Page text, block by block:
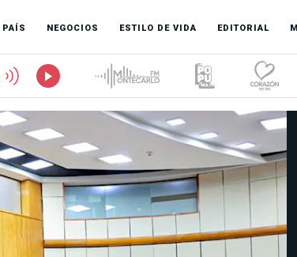
PAÍS NEGOCIOS ESTILO DE VIDA EDITORIAL